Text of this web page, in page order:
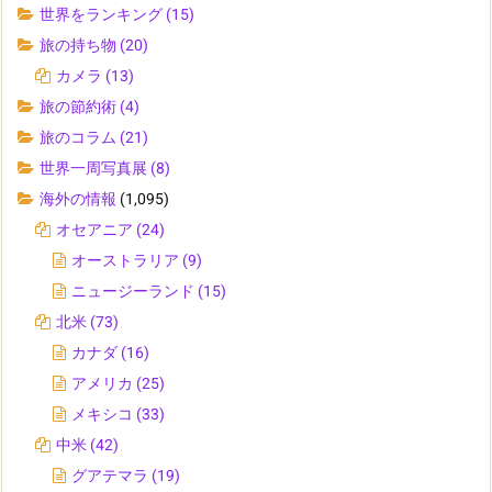
世界をランキング (15)
旅の持ち物 (20)
カメラ (13)
旅の節約術 (4)
旅のコラム (21)
世界一周写真展 (8)
海外の情報 (1,095)
オセアニア (24)
オーストラリア (9)
ニュージーランド (15)
北米 (73)
カナダ (16)
アメリカ (25)
メキシコ (33)
中米 (42)
グアテマラ (19)